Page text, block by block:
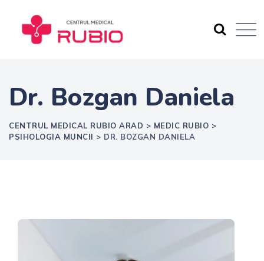
content
Dr. Bozgan Daniela
CENTRUL MEDICAL RUBIO ARAD > MEDIC RUBIO >
PSIHOLOGIA MUNCII > DR. BOZGAN DANIELA